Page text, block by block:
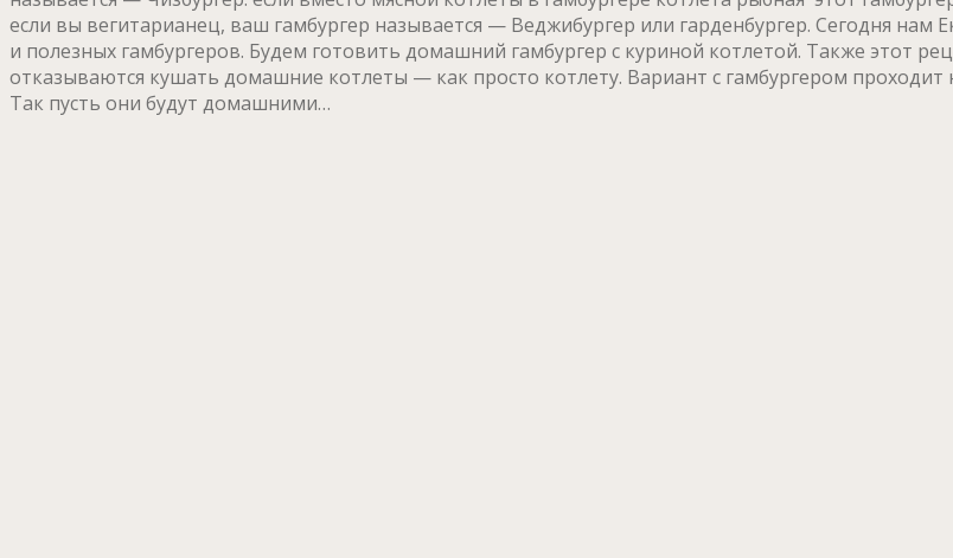
если вы вегитарианец, ваш гамбургер называется — Веджибургер или гарденбургер. Сегодня нам
и полезных гамбургеров. Будем готовить домашний гамбургер с куриной котлетой. Также этот
отказываются кушать домашние котлеты — как просто котлету. Вариант с гамбургером
Так пусть они будут домашними…